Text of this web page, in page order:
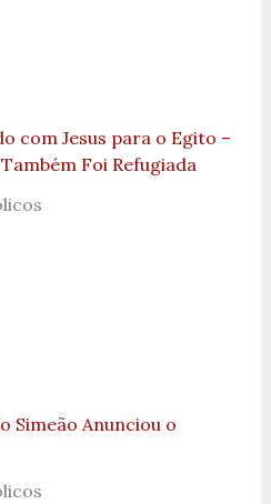
com Jesus para o Egito –
Foi Refugiada
Simeão Anunciou o